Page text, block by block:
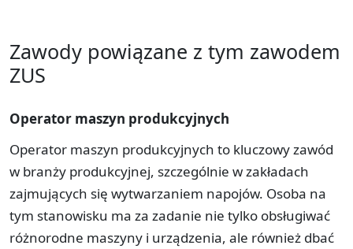
Zawody powiązane z tym zawodem
ZUS
Operator maszyn produkcyjnych
Operator maszyn produkcyjnych to kluczowy zawód
w branży produkcyjnej, szczególnie w zakładach
zajmujących się wytwarzaniem napojów. Osoba na
tym stanowisku ma za zadanie nie tylko obsługiwać
różnorodne maszyny i urządzenia, ale również dbać